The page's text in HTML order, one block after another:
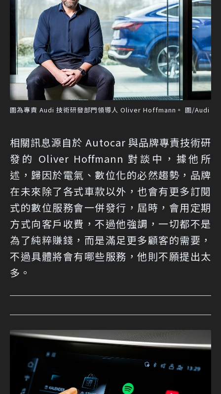
圖為專責 Audi 技術研發部門領導人 Oliver Hoffmann。 圖/Audi
相關訊息源自於 Autocar 與品牌專責技術研
發的 Oliver Hoffmann 對談中，據他所
述，歸因於電氣、數位化的必然趨勢，品牌
在未來除了各式車款以外，也會有更多訂閱
式的數位服務會一併發行，屆時，會用定期
方式向客戶收費，不過他強調，一切都不是
為了純粹賺錢，而是滿足更多顧客的需要，
不過具體將會有哪些服務，他則不願提出太
多。